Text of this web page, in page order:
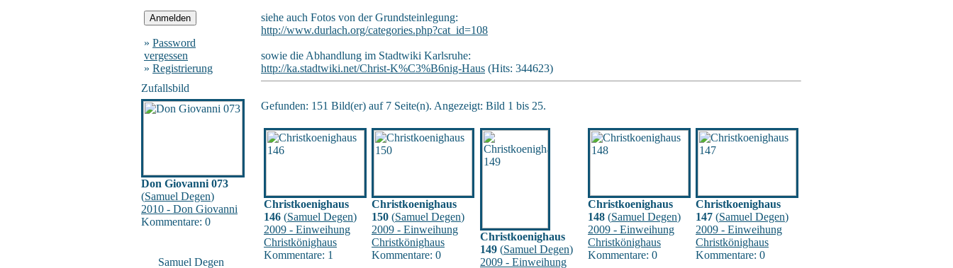
» Password
vergessen
» Registrierung
Zufallsbild
Don Giovanni 073
(Samuel Degen)
2010 - Don Giovanni
Kommentare: 0
Samuel Degen
siehe auch Fotos von der Grundsteinlegung:
http://www.durlach.org/categories.php?cat_id=108
sowie die Abhandlung im Stadtwiki Karlsruhe:
http://ka.stadtwiki.net/Christ-K%C3%B6nig-Haus (Hits: 344623)
Gefunden: 151 Bild(er) auf 7 Seite(n). Angezeigt: Bild 1 bis 25.
Christkoenighaus
146 (Samuel Degen)
2009 - Einweihung
Christkönighaus
Kommentare: 1
Christkoenighaus
150 (Samuel Degen)
2009 - Einweihung
Christkönighaus
Kommentare: 0
Christkoenighaus
149 (Samuel Degen)
2009 - Einweihung
Christkoenighaus
148 (Samuel Degen)
2009 - Einweihung
Christkönighaus
Kommentare: 0
Christkoenighaus
147 (Samuel Degen)
2009 - Einweihung
Christkönighaus
Kommentare: 0